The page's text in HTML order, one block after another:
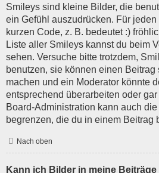
Smileys sind kleine Bilder, die
ein Gefühl auszudrücken. Für
kurzen Code, z. B. bedeutet :)
Liste aller Smileys kannst du beim
sehen. Versuche bitte trotzdem,
benutzen, sie können einen
machen und ein Moderator könnte
entsprechend überarbeiten oder
Board-Administration kann auch
begrenzen, die du in einem Beitrag
Nach oben
Kann ich Bilder in meine